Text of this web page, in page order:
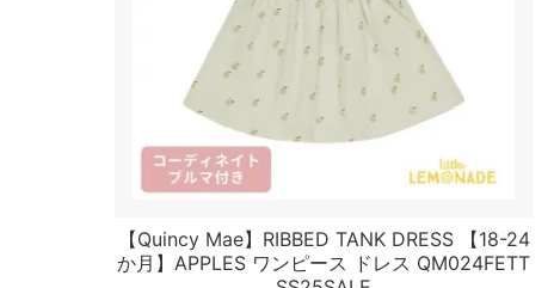
【Quincy Mae】RIBBED TANK DRESS 【18-24
か月】APPLES ワンピース ドレス QM024FETT